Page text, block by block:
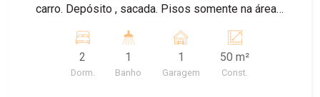
carro. Depósito , sacada. Pisos somente na área
churrasqueira, espaço pets, salão de festas,
playground.
2
Dorm.
1
Banho
1
Garagem
50 m²
Const.